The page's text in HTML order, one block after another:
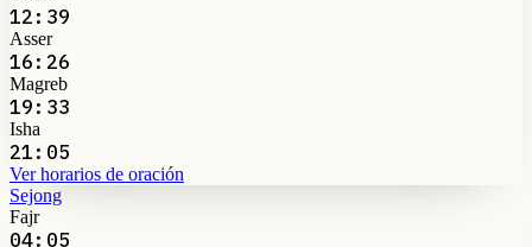
12:39
Asser
16:26
Magreb
19:33
Isha
21:05
Ver horarios de oración
Sejong
Fajr
04:05